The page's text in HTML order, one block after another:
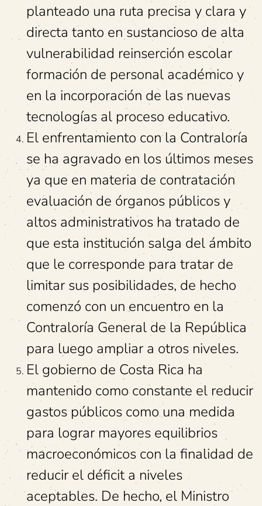
planteado una ruta precisa y clara y
directa tanto en sustancioso de alta
vulnerabilidad reinserción escolar
formación de personal académico y
en la incorporación de las nuevas
tecnologías al proceso educativo.
El enfrentamiento con la Contraloría
se ha agravado en los últimos meses
ya que en materia de contratación
evaluación de órganos públicos y
altos administrativos ha tratado de
que esta institución salga del ámbito
que le corresponde para tratar de
limitar sus posibilidades, de hecho
comenzó con un encuentro en la
Contraloría General de la República
para luego ampliar a otros niveles.
El gobierno de Costa Rica ha
mantenido como constante el reducir
gastos públicos como una medida
para lograr mayores equilibrios
macroeconómicos con la finalidad de
reducir el déficit a niveles
aceptables. De hecho, el Ministro